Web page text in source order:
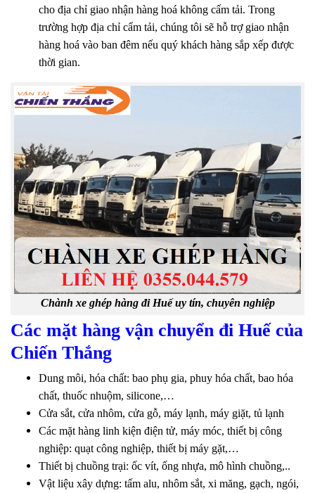
cho địa chỉ giao nhận hàng hoá không cấm tải. Trong
trường hợp địa chỉ cẩm tải, chúng tôi sẽ hỗ trợ giao nhận
hàng hoá vào ban đêm nếu quý khách hàng sắp xếp được
thời gian.
Chành xe ghép hàng đi Huế uy tín, chuyên nghiệp
Các mặt hàng vận chuyển đi Huế của
Chiến Thắng
Dung môi, hóa chất: bao phụ gia, phuy hóa chất, bao hóa
chất, thuốc nhuộm, silicone,…
Cửa sắt, cửa nhôm, cửa gỗ, máy lạnh, máy giặt, tủ lạnh
Các mặt hàng linh kiện điện tử, máy móc, thiết bị công
nghiệp: quạt công nghiệp, thiết bị máy gặt,…
Thiết bị chuồng trại: ốc vít, ống nhựa, mô hình chuồng,..
Vật liệu xây dựng: tấm alu, nhôm sắt, xi măng, gạch, ngói,